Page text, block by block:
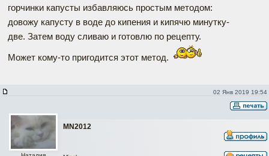
горчинки капусты избавляюсь простым методом:
довожу капусту в воде до кипения и кипячю минутку-
две. Затем воду сливаю и готовлю по рецепту.
Может кому-то пригодится этот метод.
02 Янв 2019 19:54
MN2012